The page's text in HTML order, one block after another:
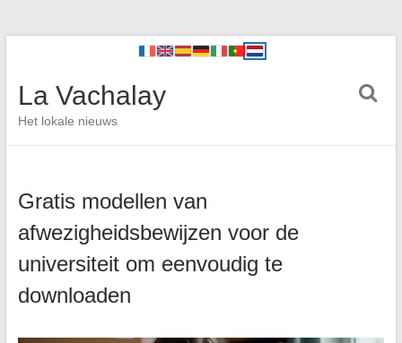
La Vachalay
Het lokale nieuws
Gratis modellen van
afwezigheidsbewijzen voor de
universiteit om eenvoudig te
downloaden